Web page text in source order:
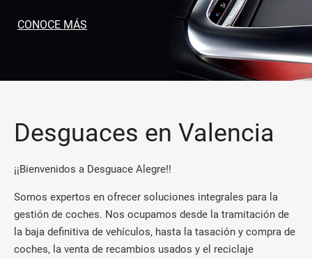
CONOCE MÁS
Desguaces en Valencia
¡¡Bienvenidos a Desguace Alegre!!
Somos expertos en ofrecer soluciones integrales para la
gestión de coches. Nos ocupamos desde la tramitación de
la baja definitiva de vehículos, hasta la tasación y compra de
coches, la venta de recambios usados y el reciclaje